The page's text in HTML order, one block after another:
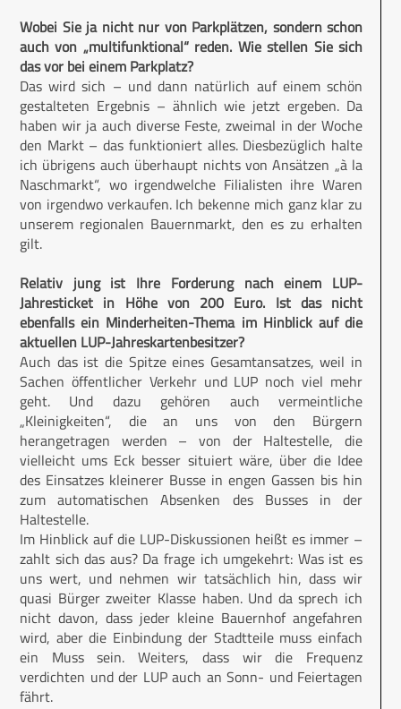
Wobei Sie ja nicht nur von Parkplätzen, sondern schon
auch von „multifunktional“ reden. Wie stellen Sie sich
das vor bei einem Parkplatz?
Das wird sich – und dann natürlich auf einem schön
gestalteten Ergebnis – ähnlich wie jetzt ergeben. Da
haben wir ja auch diverse Feste, zweimal in der Woche
den Markt – das funktioniert alles. Diesbezüglich halte
ich übrigens auch überhaupt nichts von Ansätzen „à la
Naschmarkt“, wo irgendwelche Filialisten ihre Waren
von irgendwo verkaufen. Ich bekenne mich ganz klar zu
unserem regionalen Bauernmarkt, den es zu erhalten
gilt.
Relativ jung ist Ihre Forderung nach einem LUP-
Jahresticket in Höhe von 200 Euro. Ist das nicht
ebenfalls ein Minderheiten-Thema im Hinblick auf die
aktuellen LUP-Jahreskartenbesitzer?
Auch das ist die Spitze eines Gesamtansatzes, weil in
Sachen öffentlicher Verkehr und LUP noch viel mehr
geht. Und dazu gehören auch vermeintliche
„Kleinigkeiten“, die an uns von den Bürgern
herangetragen werden – von der Haltestelle, die
vielleicht ums Eck besser situiert wäre, über die Idee
des Einsatzes kleinerer Busse in engen Gassen bis hin
zum automatischen Absenken des Busses in der
Haltestelle.
Im Hinblick auf die LUP-Diskussionen heißt es immer –
zahlt sich das aus? Da frage ich umgekehrt: Was ist es
uns wert, und nehmen wir tatsächlich hin, dass wir
quasi Bürger zweiter Klasse haben. Und da sprech ich
nicht davon, dass jeder kleine Bauernhof angefahren
wird, aber die Einbindung der Stadtteile muss einfach
ein Muss sein. Weiters, dass wir die Frequenz
verdichten und der LUP auch an Sonn- und Feiertagen
fährt.